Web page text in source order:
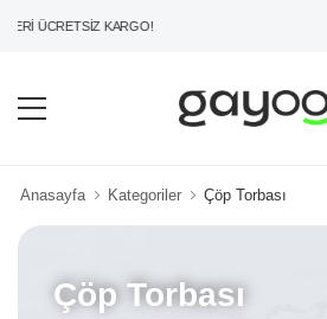
ÜCRETSİZ KARGO!
Anasayfa Kategoriler Çöp Torbası
Çöp Torbası